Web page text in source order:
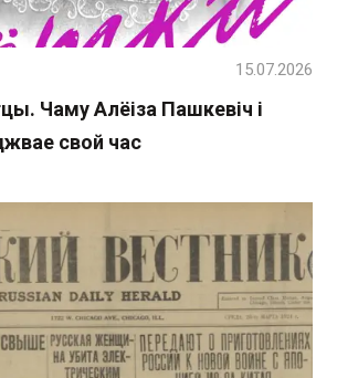
Чаму Алёіза Пашкевіч і
свой час
15.07.2026